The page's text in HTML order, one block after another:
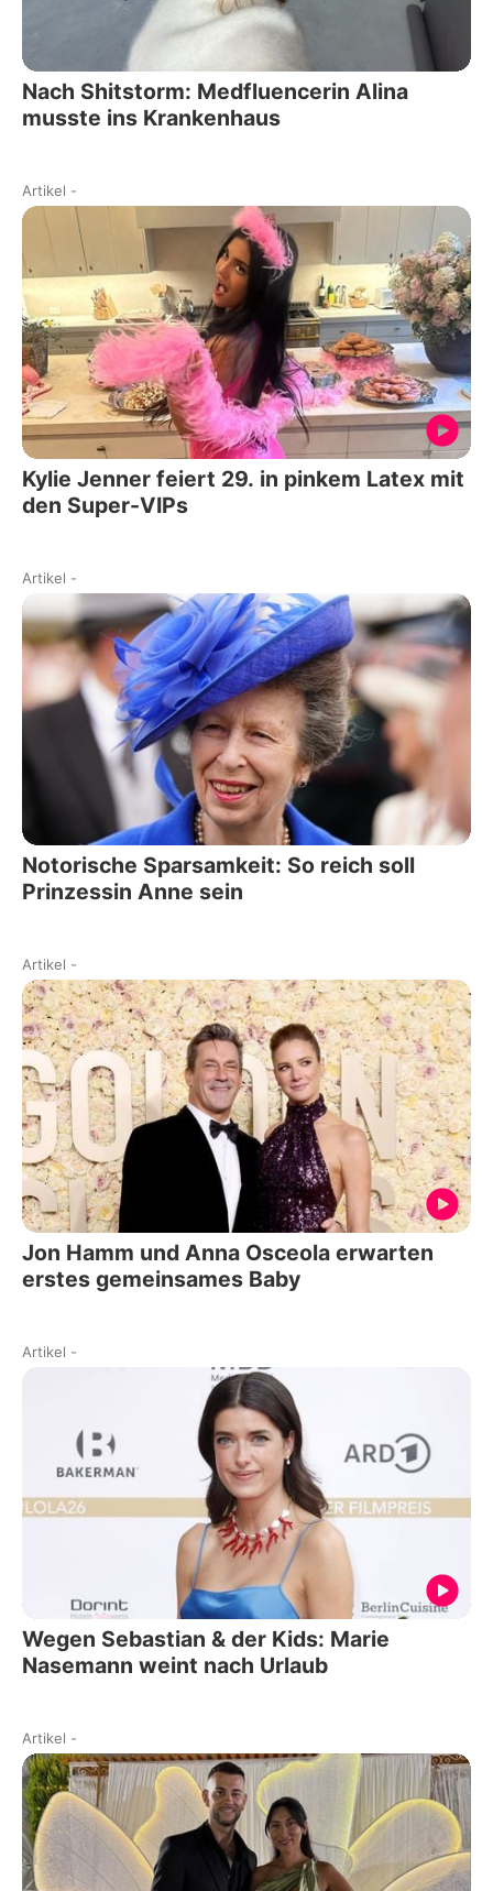
Nach Shitstorm: Medfluencerin Alina
musste ins Krankenhaus
Artikel -
Kylie Jenner feiert 29. in pinkem Latex mit
den Super-VIPs
Artikel -
Notorische Sparsamkeit: So reich soll
Prinzessin Anne sein
Artikel -
Jon Hamm und Anna Osceola erwarten
erstes gemeinsames Baby
Artikel -
Wegen Sebastian & der Kids: Marie
Nasemann weint nach Urlaub
Artikel -